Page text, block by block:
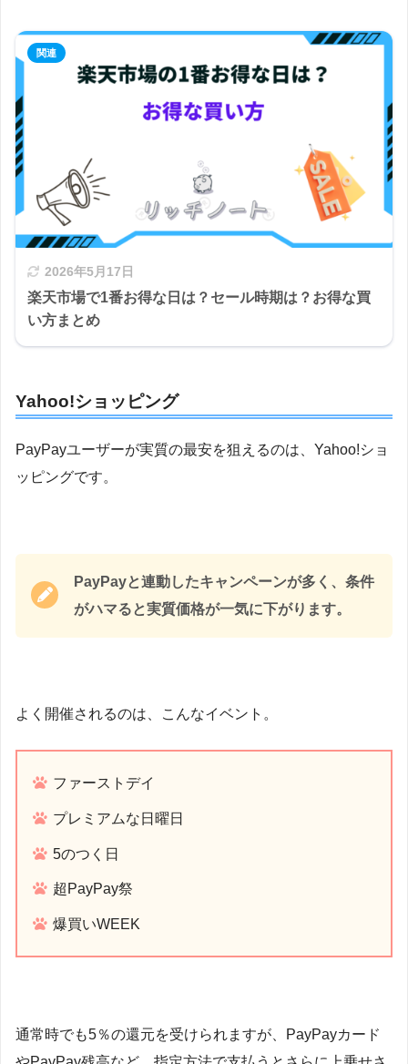
2026年5月17日
楽天市場で1番お得な日は？セール時期は？お得な買
い方まとめ
Yahoo!ショッピング
PayPayユーザーが実質の最安を狙えるのは、Yahoo!ショ
ッピングです。
PayPayと連動したキャンペーンが多く、条件
がハマると実質価格が一気に下がります。
よく開催されるのは、こんなイベント。
ファーストデイ
プレミアムな日曜日
5のつく日
超PayPay祭
爆買いWEEK
通常時でも5％の還元を受けられますが、PayPayカード